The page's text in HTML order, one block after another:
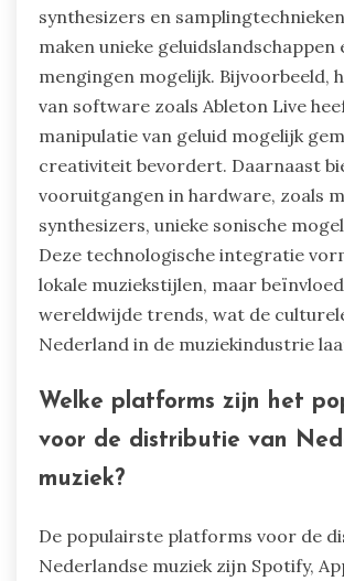
synthesizers en
maken unieke geluidslandschappen
mengingen mogelijk. Bijvoorbeeld,
van software zoals Ableton Live
manipulatie van geluid mogelijk
creativiteit bevordert. Daarnaast
vooruitgangen in hardware, zoals
synthesizers, unieke sonische
Deze technologische integratie
lokale muziekstijlen, maar
wereldwijde trends, wat de
Nederland in de muziekindustrie
Welke platforms zijn het
voor de distributie van
muziek?
De populairste platforms voor de
Nederlandse muziek zijn Spotify,